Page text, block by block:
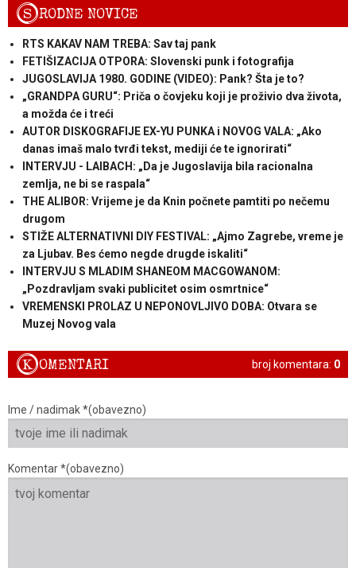
SRODNE NOVICE
RTS KAKAV NAM TREBA: Sav taj pank
FETIŠIZACIJA OTPORA: Slovenski punk i fotografija
JUGOSLAVIJA 1980. GODINE (VIDEO): Pank? Šta je to?
„GRANDPA GURU“: Priča o čovjeku koji je proživio dva života,
a možda će i treći
AUTOR DISKOGRAFIJE EX-YU PUNKA i NOVOG VALA: „Ako
danas imaš malo tvrđi tekst, mediji će te ignorirati“
INTERVJU - LAIBACH: „Da je Jugoslavija bila racionalna
zemlja, ne bi se raspala“
THE ALIBOR: Vrijeme je da Knin počnete pamtiti po nečemu
drugom
STIŽE ALTERNATIVNI DIY FESTIVAL: „Ajmo Zagrebe, vreme je
za Ljubav. Bes ćemo negde drugde iskaliti“
INTERVJU S MLADIM SHANEOM MACGOWANOM:
„Pozdravljam svaki publicitet osim osmrtnice“
VREMENSKI PROLAZ U NEPONOVLJIVO DOBA: Otvara se
Muzej Novog vala
broj komentara: 0
KOMENTARI
Ime / nadimak *(obavezno)
Komentar *(obavezno)